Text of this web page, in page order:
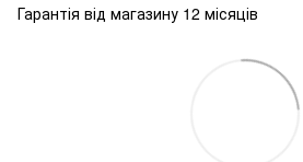
Гарантія від магазину 12 місяців